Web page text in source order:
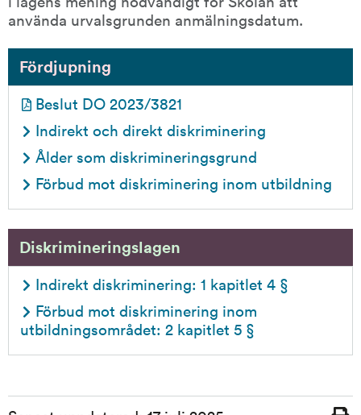
använda urvalsgrunden anmälningsdatum.
Fördjupning
Beslut DO 2023/3821
Indirekt och direkt diskriminering
Ålder som diskrimineringsgrund
Förbud mot diskriminering inom utbildning
Diskrimineringslagen
Indirekt diskriminering: 1 kapitlet 4 §
Förbud mot diskriminering inom
utbildningsområdet: 2 kapitlet 5 §
Sidinformation